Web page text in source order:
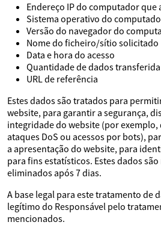
Endereço IP do computador que
Sistema operativo do
Versão do navegador do
Nome do ficheiro/sítio solicitado
Data e hora do acesso
Quantidade de dados transferida
URL de referência
Estes dados são tratados para
website, para garantir a segurança,
integridade do website (por exemplo,
ataques DoS ou acessos por bots),
a apresentação do website, para
para fins estatísticos. Estes dados
eliminados após 7 dias.
A base legal para este tratamento de
legítimo do Responsável pelo
mencionados.